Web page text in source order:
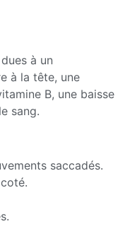
à un
à la tête, une
B, une baisse
sang.
saccadés.